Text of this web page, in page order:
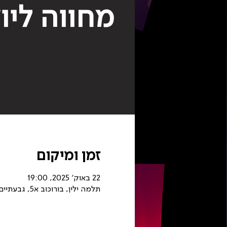
מחווה
זמן ומיקום
22 באוק׳ 2025, 19:00
תלמה ילין, בורוכוב א5, גבעתיים, ישראל